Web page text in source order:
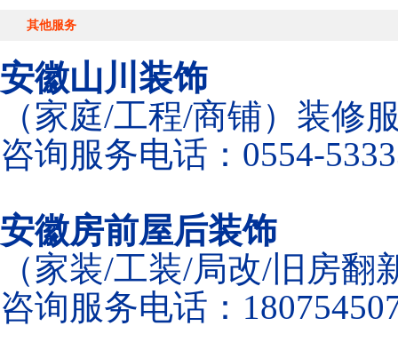
其他服务
安徽山川装饰
（家庭/工程/商铺）装修
咨询服务电话：0554-
安徽房前屋后装饰
（家装/工装/局改/旧房翻
咨询服务电话：